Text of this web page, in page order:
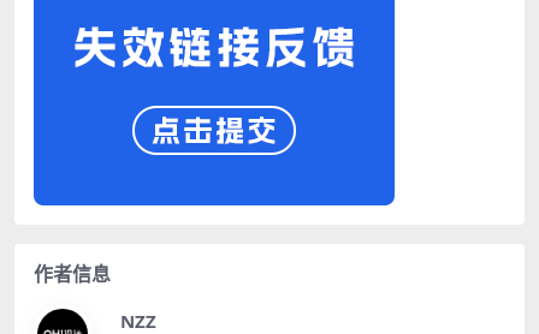
作者信息
NZZ